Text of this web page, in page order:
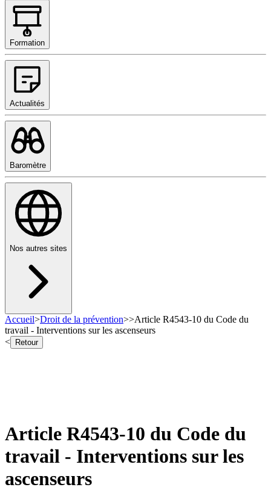
Formation
Actualités
Baromètre
Nos autres sites
Accueil>Droit de la prévention>>Article R4543-10 du Code du
travail - Interventions sur les ascenseurs
<
Retour
Article R4543-10 du Code du
travail - Interventions sur les
ascenseurs